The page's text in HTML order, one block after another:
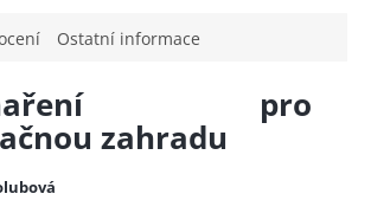
Ostatní informace
pro
zahradu